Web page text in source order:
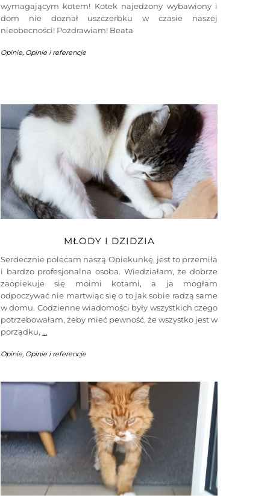
wymagającym kotem! Kotek najedzony wybawiony i
dom nie doznał uszczerbku w czasie naszej
nieobecności! Pozdrawiam! Beata
Opinie, Opinie i referencje
MŁODY I DZIDZIA
Serdecznie polecam naszą Opiekunkę, jest to przemiła
i bardzo profesjonalna osoba. Wiedziałam, że dobrze
zaopiekuje się moimi kotami, a ja mogłam
odpoczywać nie martwiąc się o to jak sobie radzą same
w domu. Codzienne wiadomości były wszystkich czego
potrzebowałam, żeby mieć pewność, że wszystko jest w
porządku, …
Opinie, Opinie i referencje